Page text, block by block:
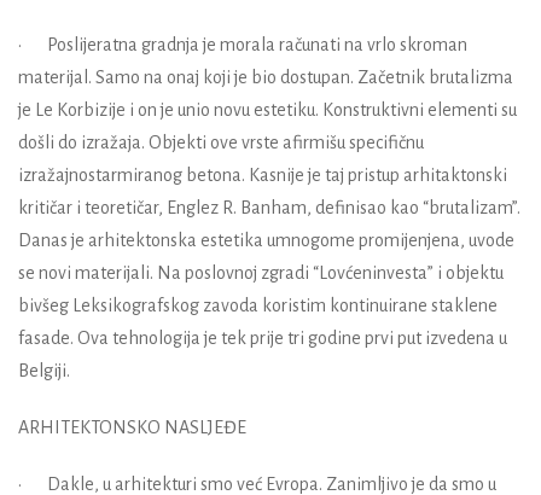
• Poslijeratna gradnja je morala računati na vrlo skroman
materijal. Samo na onaj koji je bio dostupan. Začetnik brutalizma
je Le Korbizije i on je unio novu estetiku. Konstruktivni elementi su
došli do izražaja. Objekti ove vrste afirmišu specifičnu
izražajnostarmiranog betona. Kasnije je taj pristup arhitaktonski
kritičar i teoretičar, Englez R. Banham, definisao kao “brutalizam”.
Danas je arhitektonska estetika umnogome promijenjena, uvode
se novi materijali. Na poslovnoj zgradi “Lovćeninvesta” i objektu
bivšeg Leksikografskog zavoda koristim kontinuirane staklene
fasade. Ova tehnologija je tek prije tri godine prvi put izvedena u
Belgiji.
ARHITEKTONSKO NASLJEĐE
• Dakle, u arhitekturi smo već Evropa. Zanimljivo je da smo u